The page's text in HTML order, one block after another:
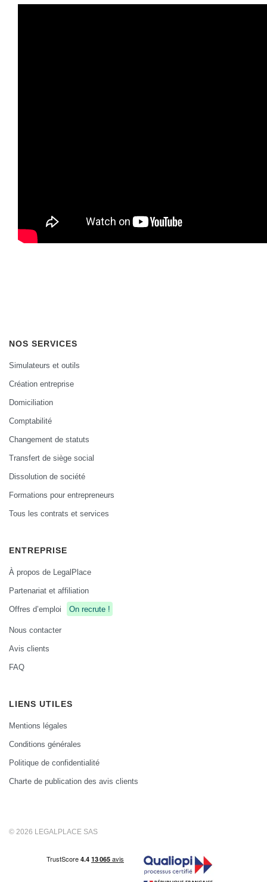
NOS SERVICES
Simulateurs et outils
Création entreprise
Domiciliation
Comptabilité
Changement de statuts
Transfert de siège social
Dissolution de société
Formations pour entrepreneurs
Tous les contrats et services
ENTREPRISE
À propos de LegalPlace
Partenariat et affiliation
Offres d’emploi
On recrute !
Nous contacter
Avis clients
FAQ
LIENS UTILES
Mentions légales
Conditions générales
Politique de confidentialité
Charte de publication des avis clients
© 2026 LEGALPLACE SAS